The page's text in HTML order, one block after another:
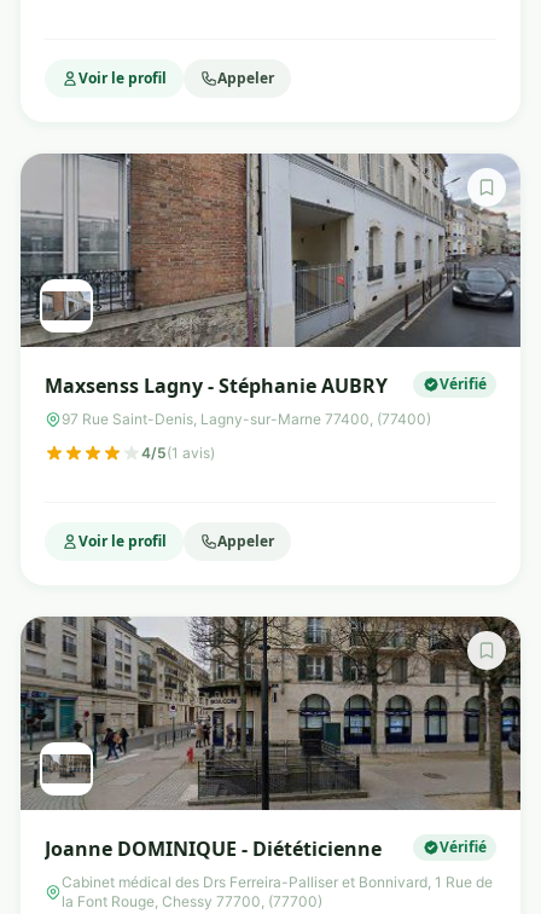
Voir le profil Appeler
Maxsenss Lagny - Stéphanie AUBRY Vérifié
97 Rue Saint-Denis, Lagny-sur-Marne 77400, (77400)
4/5(1 avis)
Voir le profil Appeler
Joanne DOMINIQUE - Diététicienne Vérifié
Cabinet médical des Drs Ferreira-Palliser et Bonnivard, 1 Rue de
la Font Rouge, Chessy 77700, (77700)